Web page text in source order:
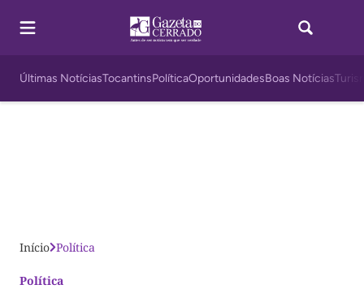
Últimas NotíciasTocantinsPolíticaOportunidadesBoas Notícias
Início Política
Política